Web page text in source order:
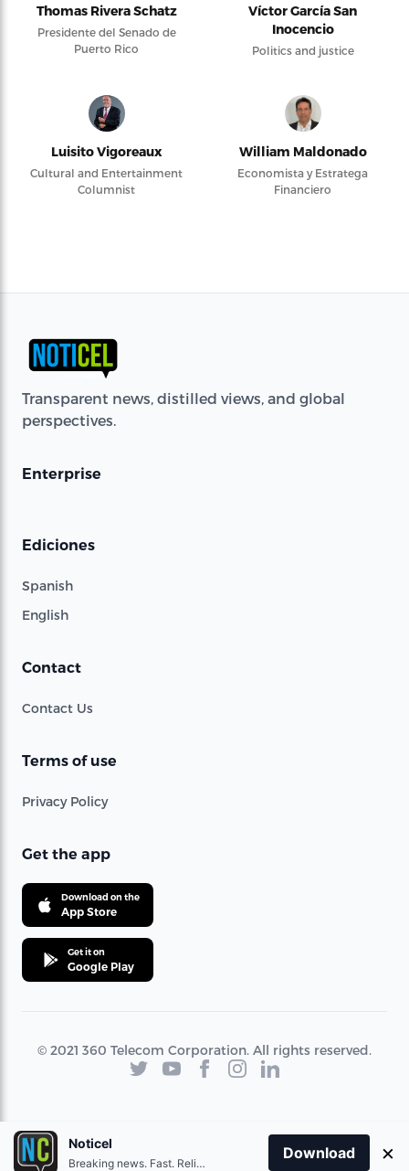
Thomas Rivera Schatz
Presidente del Senado de
Puerto Rico
Víctor García San
Inocencio
Politics and justice
Luisito Vigoreaux
Cultural and Entertainment
Columnist
William Maldonado
Economista y Estratega
Financiero
Transparent news, distilled views, and global
perspectives.
Enterprise
Ediciones
Spanish
English
Contact
Contact Us
Terms of use
Privacy Policy
Get the app
Download on the
App Store
Get it on
Google Play
© 2021 360 Telecom Corporation. All rights reserved.
Noticel
Breaking news. Fast. Reliable.
Download ×